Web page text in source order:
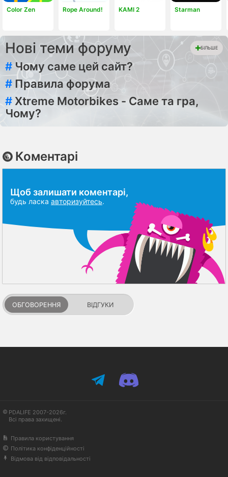
Color Zen Rope Around! KAMI 2 Starman
Нові теми форуму БІЛЬШЕ
# Чому саме цей сайт?
# Правила форума
# Xtreme Motorbikes - Саме та гра,
Чому?
Коментарі
Щоб залишати коментарі,
будь ласка авторизуйтесь.
ОБГОВОРЕННЯ ВІДГУКИ
PDALIFE 2007-2026г.
Всі права захищені.
Правила користування
Політика конфіденційності
Відмова від відповідальності